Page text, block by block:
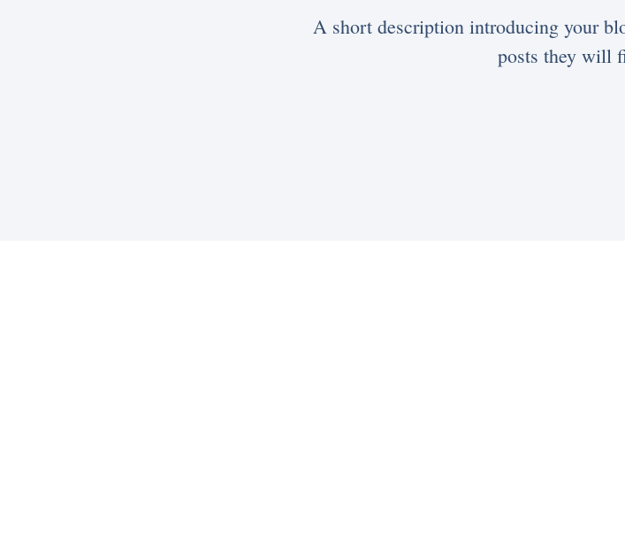
A short description introducing your
posts they will